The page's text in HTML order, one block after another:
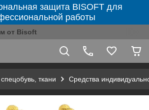
защита BISOFT для
работы
от Bisoft
ткани Средства